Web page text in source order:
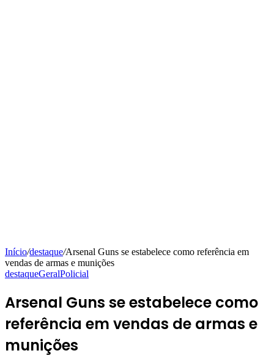
Início/destaque/Arsenal Guns se estabelece como referência em
vendas de armas e munições
destaqueGeralPolicial
Arsenal Guns se estabelece como
referência em vendas de armas e
munições